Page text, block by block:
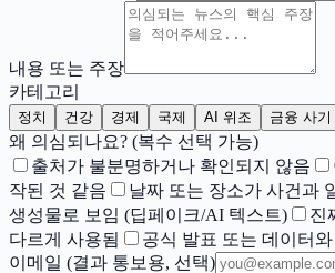
내용 또는 주장
카테고리
정치 건강 경제 국제 AI 위조 금융 사기
왜 의심되나요? (복수 선택 가능)
출처가 불분명하거나 확인되지 않음
작된 것 같음
날짜 또는 장소가 사건과
생성물로 보임 (딥페이크/AI 텍스트)
진
다르게 사용됨
공식 발표 또는 데이터
이메일 (결과 통보용, 선택)